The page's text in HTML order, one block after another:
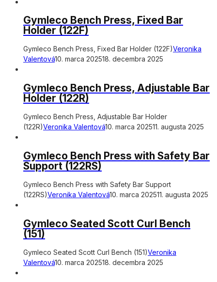
Gymleco Bench Press, Fixed Bar
Holder (122F)
Gymleco Bench Press, Fixed Bar Holder (122F)Veronika
Valentová10. marca 202518. decembra 2025
Gymleco Bench Press, Adjustable Bar
Holder (122R)
Gymleco Bench Press, Adjustable Bar Holder
(122R)Veronika Valentová10. marca 202511. augusta 2025
Gymleco Bench Press with Safety Bar
Support (122RS)
Gymleco Bench Press with Safety Bar Support
(122RS)Veronika Valentová10. marca 202511. augusta 2025
Gymleco Seated Scott Curl Bench
(151)
Gymleco Seated Scott Curl Bench (151)Veronika
Valentová10. marca 202518. decembra 2025